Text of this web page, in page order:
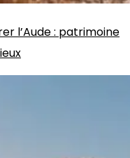
l’Aude : patrimoine